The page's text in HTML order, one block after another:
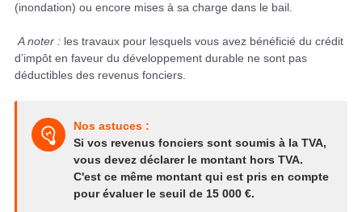
(inondation) ou encore mises à sa charge dans le bail.
A noter : les travaux pour lesquels vous avez bénéficié du crédit
d’impôt en faveur du développement durable ne sont pas
déductibles des revenus fonciers.
Nos astuces :
Si vos revenus fonciers sont soumis à la TVA,
vous devez déclarer le montant hors TVA.
C'est ce même montant qui est pris en compte
pour évaluer le seuil de 15 000 €.